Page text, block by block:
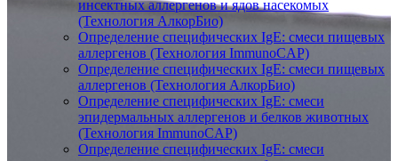
инсектных аллергенов и ядов насекомых
(Технология АлкорБио)
Определение специфических IgE: смеси пищевых
аллергенов (Технология ImmunoCAP)
Определение специфических IgE: смеси пищевых
аллергенов (Технология АлкорБио)
Определение специфических IgE: смеси
эпидермальных аллергенов и белков животных
(Технология ImmunoCAP)
Определение специфических IgE: смеси